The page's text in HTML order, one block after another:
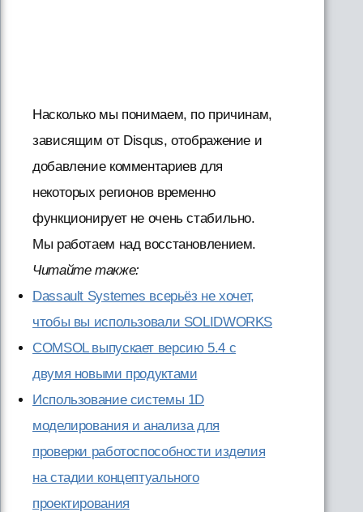
Насколько мы понимаем, по причинам,
зависящим от Disqus, отображение и
добавление комментариев для
некоторых регионов временно
функционирует не очень стабильно.
Мы работаем над восстановлением.
Читайте также:
Dassault Systemes всерьёз не хочет,
чтобы вы использовали SOLIDWORKS
COMSOL выпускает версию 5.4 с
двумя новыми продуктами
Использование системы 1D
моделирования и анализа для
проверки работоспособности изделия
на стадии концептуального
проектирования